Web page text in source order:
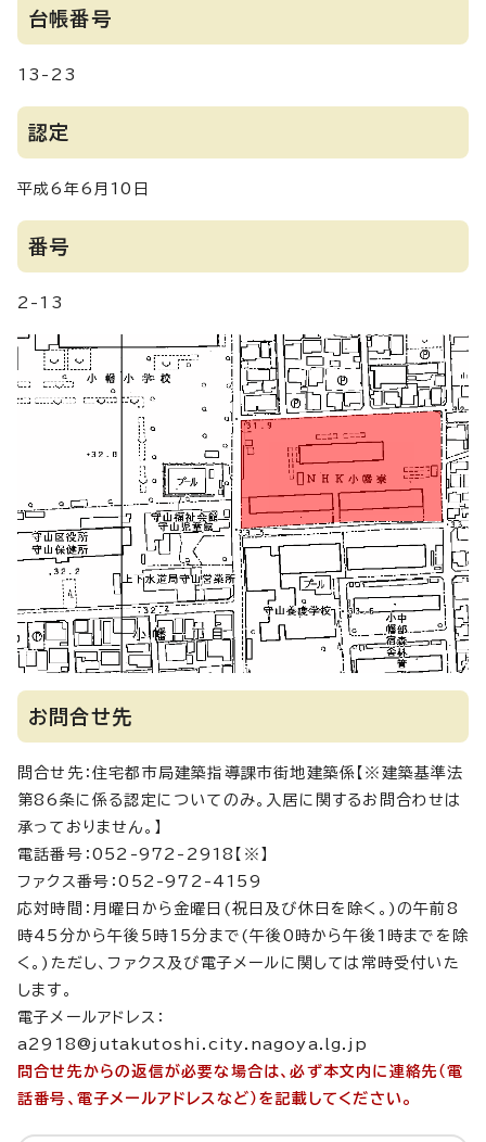
台帳番号
13-23
認定
平成6年6月10日
番号
2-13
お問合せ先
問合せ先：住宅都市局建築指導課市街地建築係【※建築基準法
第86条に係る認定についてのみ。入居に関するお問合わせは
承っておりません。】
電話番号：052-972-2918【※】
ファクス番号：052-972-4159
応対時間：月曜日から金曜日(祝日及び休日を除く。)の午前8
時45分から午後5時15分まで(午後0時から午後1時までを除
く。)ただし、ファクス及び電子メールに関しては常時受付いた
します。
電子メールアドレス：
a2918@jutakutoshi.city.nagoya.lg.jp
問合せ先からの返信が必要な場合は、必ず本文内に連絡先（電
話番号、電子メールアドレスなど）を記載してください。